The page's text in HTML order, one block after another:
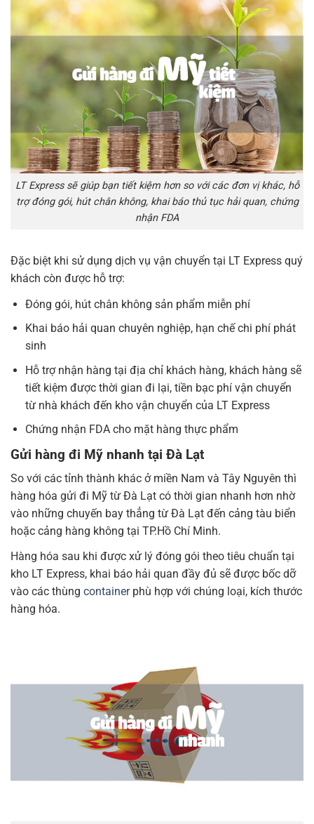
LT Express sẽ giúp bạn tiết kiệm hơn so với các đơn vị khác, hỗ
trợ đóng gói, hút chân không, khai báo thủ tục hải quan, chứng
nhận FDA
Đặc biệt khi sử dụng dịch vụ vận chuyển tại LT Express quý
khách còn được hỗ trợ:
Đóng gói, hút chân không sản phẩm miễn phí
Khai báo hải quan chuyên nghiệp, hạn chế chi phí phát
sinh
Hỗ trợ nhận hàng tại địa chỉ khách hàng, khách hàng sẽ
tiết kiệm được thời gian đi lại, tiền bạc phí vận chuyển
từ nhà khách đến kho vận chuyển của LT Express
Chứng nhận FDA cho mặt hàng thực phẩm
Gửi hàng đi Mỹ nhanh tại Đà Lạt
So với các tỉnh thành khác ở miền Nam và Tây Nguyên thì
hàng hóa gửi đi Mỹ từ Đà Lạt có thời gian nhanh hơn nhờ
vào những chuyến bay thẳng từ Đà Lạt đến cảng tàu biển
hoặc cảng hàng không tại TP.Hồ Chí Minh.
Hàng hóa sau khi được xử lý đóng gói theo tiêu chuẩn tại
kho LT Express, khai báo hải quan đầy đủ sẽ được bốc dỡ
vào các thùng containerphù hợp với chúng loại, kích thước
hàng hóa.